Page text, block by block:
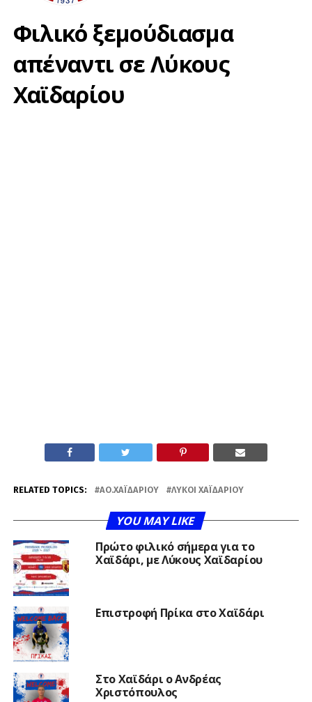
Φιλικό ξεμούδιασμα
απέναντι σε Λύκους
Χαϊδαρίου
RELATED TOPICS: ΑΟ.ΧΑΪΔΑΡΊΟΥ ΛΎΚΟΙ ΧΑΪΔΑΡΊΟΥ
YOU MAY LIKE
Πρώτο φιλικό σήμερα για το
Χαϊδάρι, με Λύκους Χαϊδαρίου
Επιστροφή Πρίκα στο Χαϊδάρι
Στο Χαϊδάρι ο Ανδρέας
Χριστόπουλος